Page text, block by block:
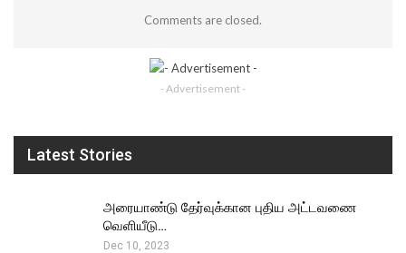
Comments are closed.
- Advertisement -
Latest Stories
அரையாண்டு தேர்வுக்கான புதிய அட்டவணை
வெளியீடு…
Dec 10, 2023